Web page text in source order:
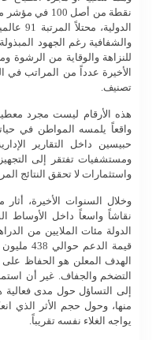
نقطة من أصل
والشفافية رغم الجهود
للنزاهة والوقاية من الرشوة
الأخيرة عدداً من المراتب
تصنيف.
هذه الأرقام ليست مجرد
واقعاً يلمسه المواطن في
حبيسين داخل التقارير
ومستشفيات تفتقر إلى
واستثمارات لا تحقق النتائج
وخلال السنوات الأخيرة، أثار
نقاشاً واسعاً داخل الأوساط
الدولة مئات الملايين من
قيمة
الهدف المعلن هو الحفاظ على
التضخم والجفاف. غير أن
إلى التساؤل حول مدى فعالية
منها، وحول حجم الأثر الذي
يواجه الغلاء نفسه تقريباً.